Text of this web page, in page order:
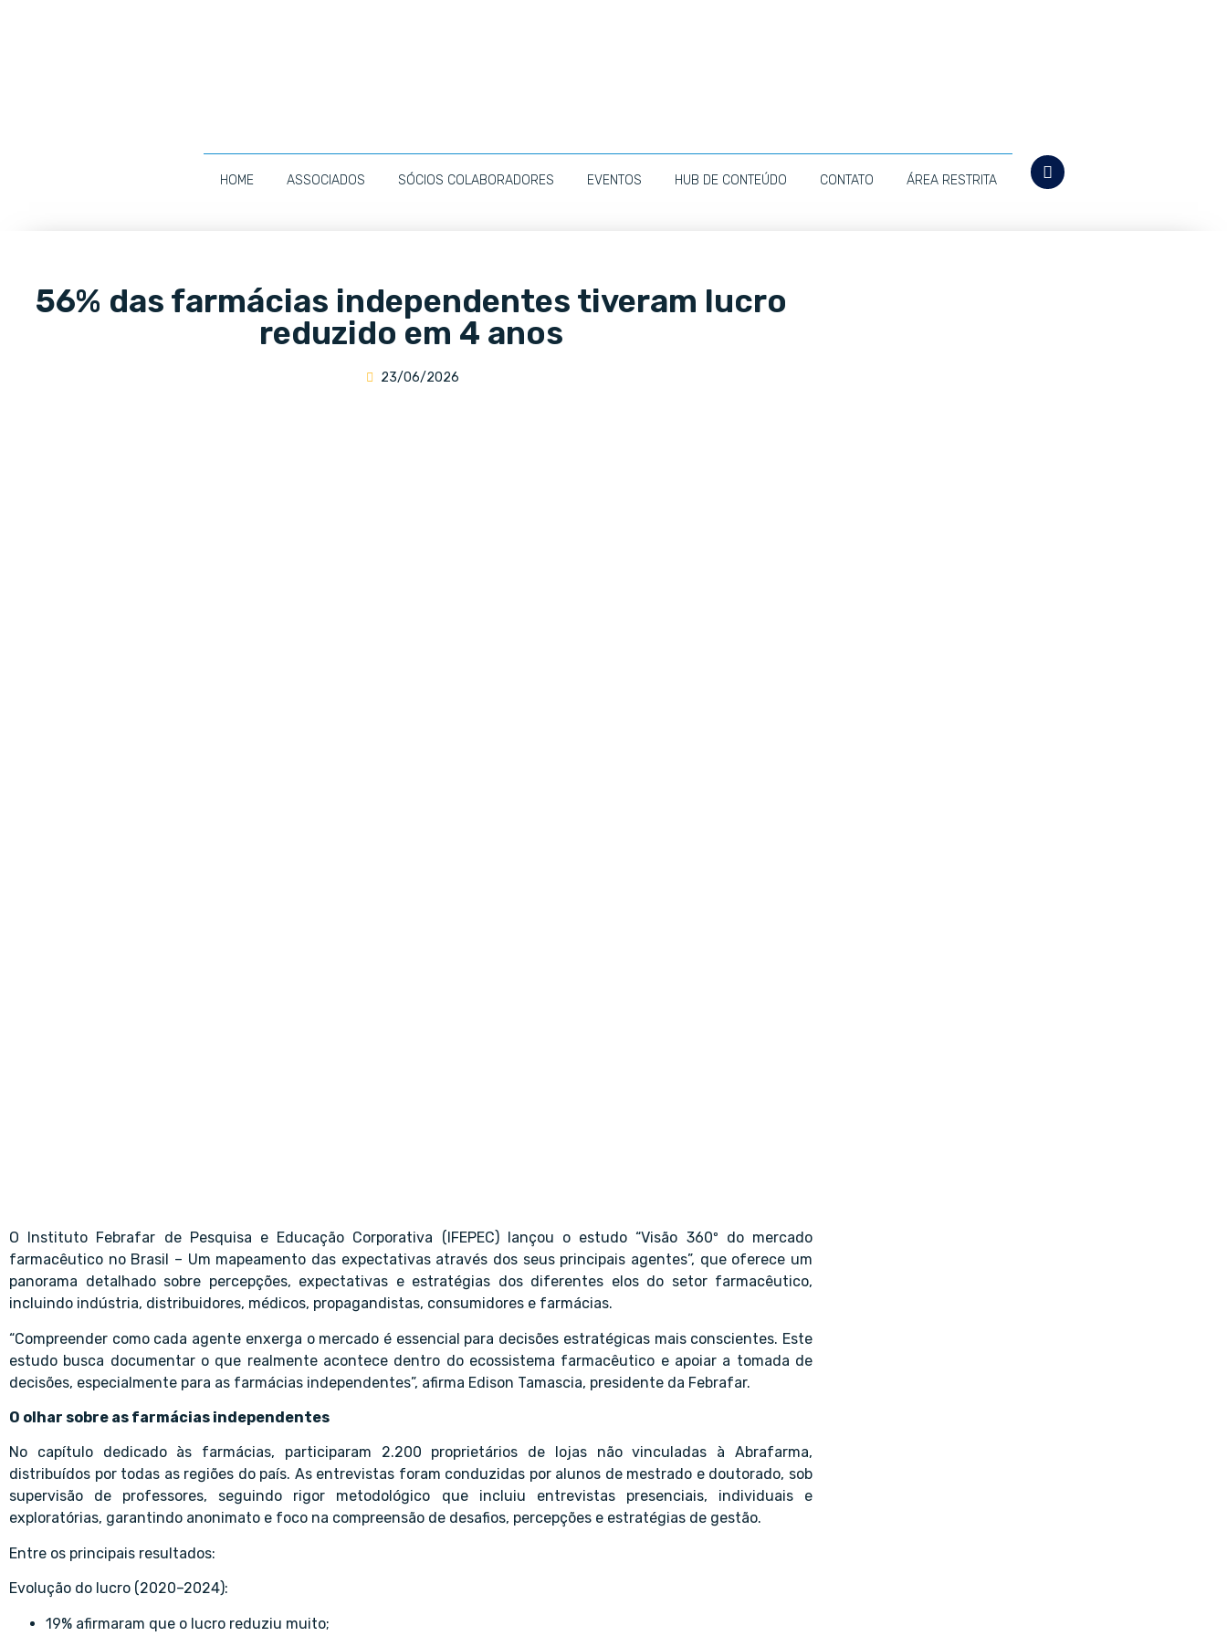
HOME ASSOCIADOS SÓCIOS COLABORADORES EVENTOS HUB DE CONTEÚDO CONTATO ÁREA RESTRITA
56% das farmácias independentes tiveram lucro
reduzido em 4 anos
23/06/2026
O Instituto Febrafar de Pesquisa e Educação Corporativa (IFEPEC) lançou o estudo “Visão 360º do mercado
farmacêutico no Brasil – Um mapeamento das expectativas através dos seus principais agentes”, que oferece um
panorama detalhado sobre percepções, expectativas e estratégias dos diferentes elos do setor farmacêutico,
incluindo indústria, distribuidores, médicos, propagandistas, consumidores e farmácias.
“Compreender como cada agente enxerga o mercado é essencial para decisões estratégicas mais conscientes. Este
estudo busca documentar o que realmente acontece dentro do ecossistema farmacêutico e apoiar a tomada de
decisões, especialmente para as farmácias independentes”, afirma Edison Tamascia, presidente da Febrafar.
O olhar sobre as farmácias independentes
No capítulo dedicado às farmácias, participaram 2.200 proprietários de lojas não vinculadas à Abrafarma,
distribuídos por todas as regiões do país. As entrevistas foram conduzidas por alunos de mestrado e doutorado, sob
supervisão de professores, seguindo rigor metodológico que incluiu entrevistas presenciais, individuais e
exploratórias, garantindo anonimato e foco na compreensão de desafios, percepções e estratégias de gestão.
Entre os principais resultados:
Evolução do lucro (2020–2024):
19% afirmaram que o lucro reduziu muito;